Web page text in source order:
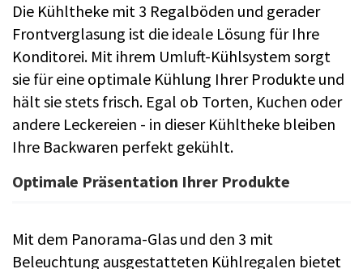
Die Kühltheke mit 3 Regalböden und gerader
Frontverglasung ist die ideale Lösung für Ihre
Konditorei. Mit ihrem Umluft-Kühlsystem sorgt
sie für eine optimale Kühlung Ihrer Produkte und
hält sie stets frisch. Egal ob Torten, Kuchen oder
andere Leckereien - in dieser Kühltheke bleiben
Ihre Backwaren perfekt gekühlt.
Optimale Präsentation Ihrer Produkte
Mit dem Panorama-Glas und den 3 mit
Beleuchtung ausgestatteten Kühlregalen bietet